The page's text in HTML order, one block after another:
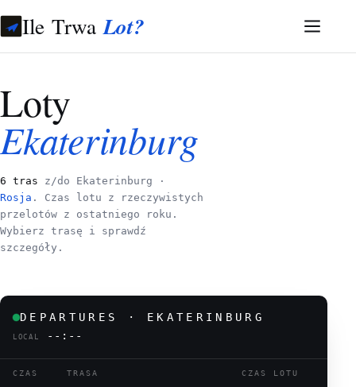
Ile TrwaLot?
Loty
Ekaterinburg
6 tras z/do Ekaterinburg ·
Rosja . Czas lotu z rzeczywistych
przelotów z ostatniego roku.
Wybierz trasę i sprawdź
szczegóły.
DEPARTURES · EKATERINBURG
LOCAL --:--
CZAS TRASA CZAS LOTU